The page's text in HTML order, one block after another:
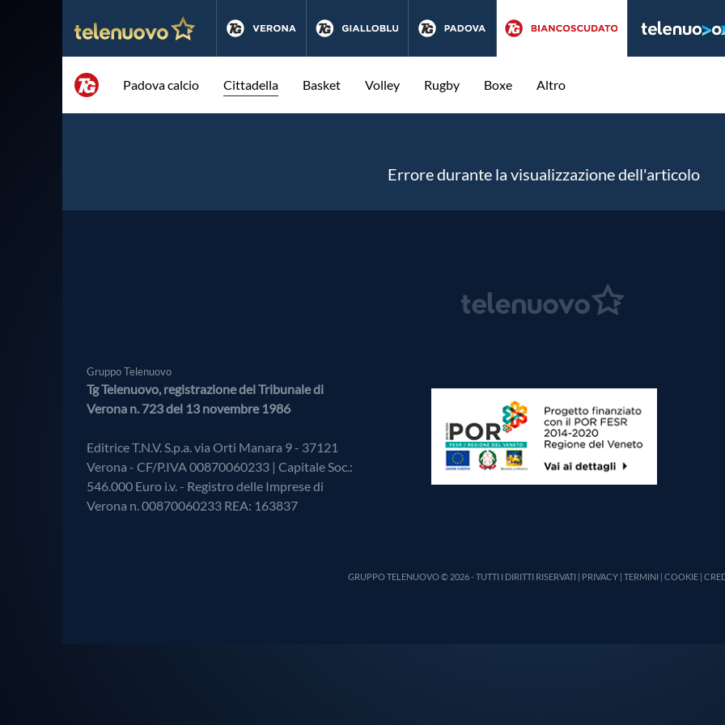
Padova calcio Cittadella Basket Volley Rugby Boxe Altro
Errore durante la visualizzazione dell'articolo
Gruppo Telenuovo
Tg Telenuovo, registrazione del Tribunale di
Verona n. 723 del 13 novembre 1986
Editrice T.N.V. S.p.a. via Orti Manara 9 - 37121
Verona - CF/P.IVA 00870060233 | Capitale Soc.:
546.000 Euro i.v. - Registro delle Imprese di
Verona n. 00870060233 REA: 163837
GRUPPO TELENUOVO © 2026 - TUTTI I DIRITTI RISERVATI | PRIVACY | TERMINI | COOKIE |